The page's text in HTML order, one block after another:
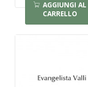
AGGIUNGI AL
CARRELLO